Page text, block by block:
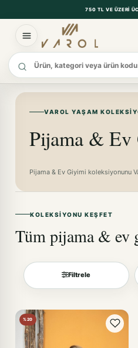
750 TL VE ÜZERI
Ürün ara
VAROL YAŞAM
Pijama &
Pijama & Ev Giyimi koleksiyonunu
KOLEKSIYONU KEŞFET
Tüm pijama & ev
Filtrele
Sırala
%20